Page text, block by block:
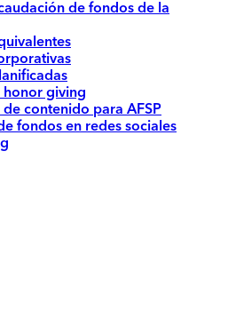
de fondos de la
honor giving
de contenido para AFSP
fondos en redes sociales